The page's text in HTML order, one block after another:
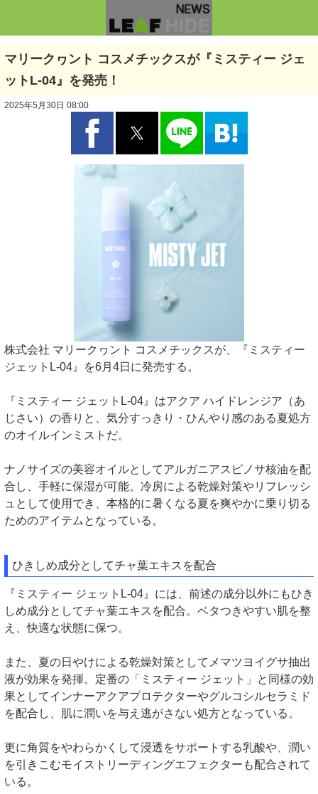
マリークヮント コスメチックスが『ミスティー ジェ
ットL-04』を発売！
2025年5月30日 08:00
株式会社 マリークヮント コスメチックスが、『ミスティー
ジェットL-04』を6月4日に発売する。
『ミスティー ジェットL-04』はアクア ハイドレンジア（あ
じさい）の香りと、気分すっきり・ひんやり感のある夏処方
のオイルインミストだ。
ナノサイズの美容オイルとしてアルガニアスピノサ核油を配
合し、手軽に保湿が可能。冷房による乾燥対策やリフレッシ
ュとして使用でき、本格的に暑くなる夏を爽やかに乗り切る
ためのアイテムとなっている。
ひきしめ成分としてチャ葉エキスを配合
『ミスティー ジェットL-04』には、前述の成分以外にもひき
しめ成分としてチャ葉エキスを配合。ベタつきやすい肌を整
え、快適な状態に保つ。
また、夏の日やけによる乾燥対策としてメマツヨイグサ抽出
液が効果を発揮。定番の「ミスティー ジェット」と同様の効
果としてインナーアクアプロテクターやグルコシルセラミド
を配合し、肌に潤いを与え逃がさない処方となっている。
更に角質をやわらかくして浸透をサポートする乳酸や、潤い
を引きこむモイストリーディングエフェクターも配合されて
いる。